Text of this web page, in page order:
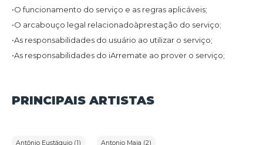
•O funcionamento do serviço e as regras aplicáveis;
•O arcabouço legal relacionadoàprestação do serviço;
•As responsabilidades do usuário ao utilizar o serviço;
•As responsabilidades do iArremate ao prover o serviço;
deste Termo de Uso tenham sido violadas.
são coletados,o compartilhamento de dados com terceiros e
PRINCIPAIS ARTISTAS
Antônio Eustáquio (1) Antonio Maia (2)